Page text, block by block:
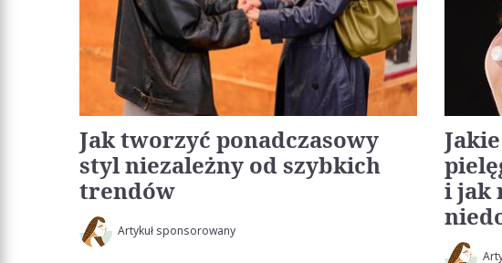
Jak tworzyć ponadczasowy
styl niezależny od szybkich
trendów
Artykuł sponsorowany
i jak